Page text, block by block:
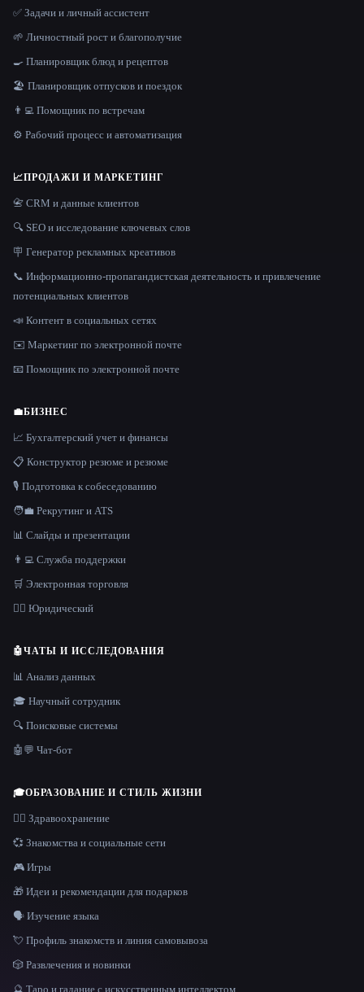
✅ Задачи и личный ассистент
🌱 Личностный рост и благополучие
🍳 Планировщик блюд и рецептов
🏖 Планировщик отпусков и поездок
👨‍💻 Помощник по встречам
⚙️ Рабочий процесс и автоматизация
📈ПРОДАЖИ И МАРКЕТИНГ
📇 CRM и данные клиентов
🔍 SEO и исследование ключевых слов
🪧 Генератор рекламных креативов
📞 Информационно-пропагандистская деятельность и привлечение
потенциальных клиентов
📣 Контент в социальных сетях
✉️ Маркетинг по электронной почте
📧 Помощник по электронной почте
💼БИЗНЕС
📈 Бухгалтерский учет и финансы
📋 Конструктор резюме и резюме
🎙️ Подготовка к собеседованию
🧑‍💼 Рекрутинг и ATS
📊 Слайды и презентации
👨‍💻 Служба поддержки
🛒 Электронная торговля
👩‍⚖️ Юридический
🤖ЧАТЫ И ИССЛЕДОВАНИЯ
📊 Анализ данных
🎓 Научный сотрудник
🔍 Поисковые системы
🤖💬 Чат-бот
🎓ОБРАЗОВАНИЕ И СТИЛЬ ЖИЗНИ
👩‍⚕️ Здравоохранение
💞 Знакомства и социальные сети
🎮 Игры
🎁 Идеи и рекомендации для подарков
🗣️ Изучение языка
💘 Профиль знакомств и линия самовывоза
🎲 Развлечения и новинки
🔮 Таро и гадание с искусственным интеллектом